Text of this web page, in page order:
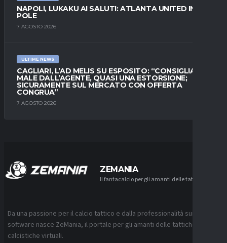
NAPOLI, LUKAKU AI SALUTI: ATLANTA UNITED IN
POLE
7 AGOSTO 2026
ULTIME NEWS
CAGLIARI, L’AD MELIS SU ESPOSITO: “CONSIGLIATO
MALE DALL’AGENTE, QUASI UNA ESTORSIONE;
SICURAMENTE SUL MERCATO CON OFFERTA
CONGRUA”
7 AGOSTO 2026
ZEMANIA
Il fantacalcio per gli amanti delle tattiche
Da una passione per il calcio tattico e dalla professionalità sui
software nasce ZeMania, il portale per gli amanti delle tattiche
calcistiche virtuali.